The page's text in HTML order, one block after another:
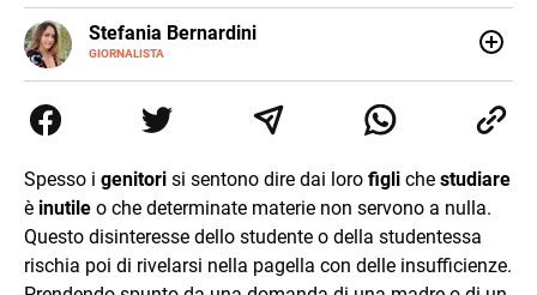
Stefania Bernardini
GIORNALISTA
E-
MAIL
Tv di cronaca, politica, scuola, economia e spettacolo. Ha
esperienze nella redazione di testate giornalistiche online
Spesso i genitori si sentono dire dai loro figli che studiare
è inutile o che determinate materie non servono a nulla.
Questo disinteresse dello studente o della studentessa
rischia poi di rivelarsi nella pagella con delle insufficienze.